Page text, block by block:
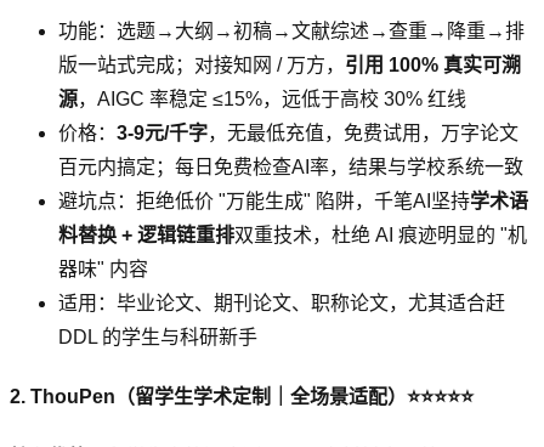
功能：选题→大纲→初稿→文献综述→查重→降重→排
版一站式完成；对接知网 / 万方， 引用 100% 真实可溯
源，AIGC 率稳定 ≤15%，远低于高校 30% 红线
价格： 3-9元/千字，无最低充值，免费试用，万字论文
百元内搞定；每日免费检查AI率，结果与学校系统一致
避坑点：拒绝低价 "万能生成" 陷阱，千笔AI坚持学术语
料替换 + 逻辑链重排双重技术，杜绝 AI 痕迹明显的 "机
器味" 内容
适用：毕业论文、期刊论文、职称论文，尤其适合赶
DDL 的学生与科研新手
2. ThouPen（留学生学术定制｜全场景适配）⭐⭐⭐⭐⭐